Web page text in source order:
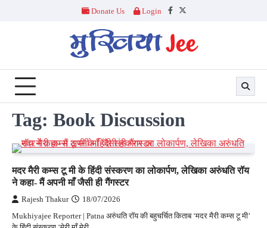
Donate Us Login
Facebook
Twitter
Tag: Book Discussion
मदर मैरी कम्स टू मी के हिंदी संस्करण का लोकार्पण, लेखिका अरुंधति रॉय
ने कहा- मैं अपनी माँ जैसी ही गैंगस्टर
Rajesh Thakur 18/07/2026
Mukhiyajee Reporter | Patna अरुंधति रॉय की बहुचर्चित किताब ‘मदर मैरी कम्स टू मी’